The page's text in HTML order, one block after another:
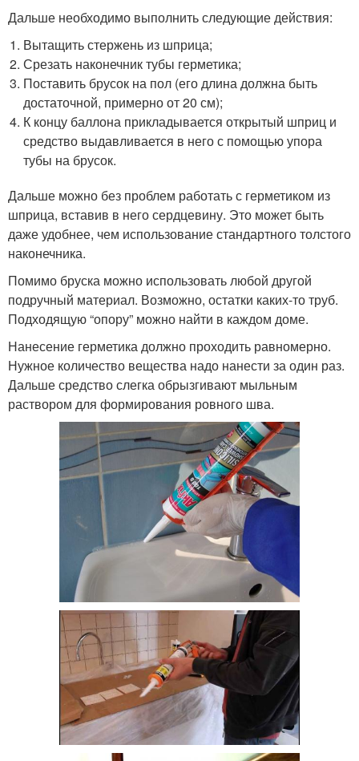
Дальше необходимо выполнить следующие действия:
Вытащить стержень из шприца;
Срезать наконечник тубы герметика;
Поставить брусок на пол (его длина должна быть
достаточной, примерно от 20 см);
К концу баллона прикладывается открытый шприц и
средство выдавливается в него с помощью упора
тубы на брусок.
Дальше можно без проблем работать с герметиком из
шприца, вставив в него сердцевину. Это может быть
даже удобнее, чем использование стандартного толстого
наконечника.
Помимо бруска можно использовать любой другой
подручный материал. Возможно, остатки каких-то труб.
Подходящую “опору” можно найти в каждом доме.
Нанесение герметика должно проходить равномерно.
Нужное количество вещества надо нанести за один раз.
Дальше средство слегка обрызгивают мыльным
раствором для формирования ровного шва.